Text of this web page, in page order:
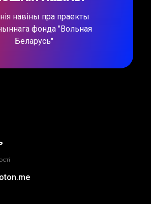
навіны пра праекты
фонда "Вольная
Беларусь"